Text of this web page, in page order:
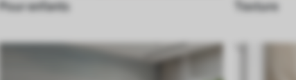
Pour enfants Texture